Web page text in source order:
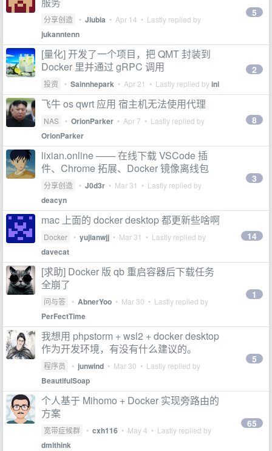
分享创造 • Jiubia • Apr 14 • Lastly replied by
jukanntenn
5
[量化] 开发了一个项目，把 QMT 封装到
Docker 里并通过 gRPC 调用
投资 • Sainnhepark • Apr 21 • Lastly replied byini
2
飞牛 os qwrt 应用 宿主机无法使用代理
NAS • OrionParker • Apr 7 • Lastly replied by
OrionParker
8
lixian.online —— 在线下载 VSCode 插
件、Chrome 拓展、Docker 镜像离线包
分享创造 • J0d3r • Mar 31 • Lastly replied by
deacyn
3
mac 上面的 docker desktop 都更新些啥啊
Docker • yujianwjj • Mar 31 • Lastly replied by
davecat
14
[求助] Docker 版 qb 重启容器后下载任务
全崩了
问与答 • AbnerYoo • Mar 30 • Lastly replied by
PerFectTime
1
我想用 phpstorm + wsl2 + docker desktop
作为开发环境，有没有什么建议的。
程序员 • junwind • Mar 30 • Lastly replied by
BeautifulSoap
5
个人基于 Mihomo + Docker 实现旁路由的
方案
宽带症候群 • cxh116 • May 4 • Lastly replied by
dmlthink
65